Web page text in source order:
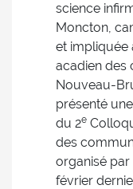
science
Moncton,
et impliquée
acadien des
Nouveau-
présenté
du 2e
des
organisé par
février